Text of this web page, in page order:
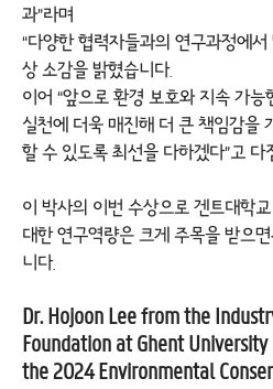
과”라며
“다양한 협력자들과의 연구과정에
상 소감을 밝혔습니다.
이어 “앞으로 환경 보호와 지속 가
실천에 더욱 매진해 더 큰 책임감을
할 수 있도록 최선을 다하겠다”고 다
이 박사의 이번 수상으로 겐트대학
대한 연구역량은 크게 주목을 받으
니다.
Dr. Hojoon Lee from the
Foundation at Ghent University
the 2024 Environmental